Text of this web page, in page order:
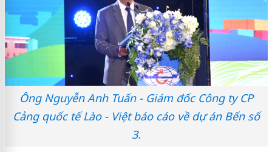
Ông Nguyễn Anh Tuấn - Giám đốc Công ty CP
Cảng quốc tế Lào - Việt báo cáo về dự án Bến số
3.